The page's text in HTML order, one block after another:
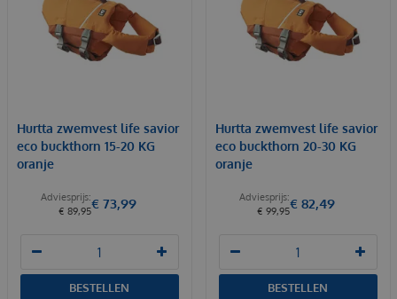
Hurtta zwemvest life savior
eco buckthorn 15-20 KG
oranje
€ 89,95€ 73,99
BESTELLEN
Hurtta zwemvest life savior
eco buckthorn 20-30 KG
oranje
€ 99,95€ 82,49
BESTELLEN